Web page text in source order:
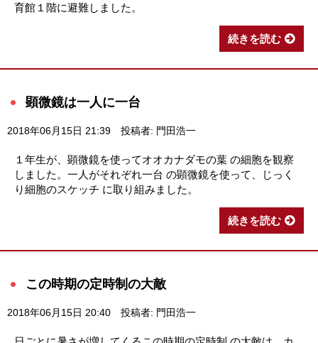
育館１階に避難しました。
続きを読む
顕微鏡は一人に一台
2018年06月15日 21:39 投稿者: 門田浩一
１年生が、顕微鏡を使ってオオカナダモの葉 の細胞を観察
しました。一人がそれぞれ一台 の顕微鏡を使って、じっく
り細胞のスケッチ に取り組みました。
続きを読む
この時期の定時制の大敵
2018年06月15日 20:40 投稿者: 門田浩一